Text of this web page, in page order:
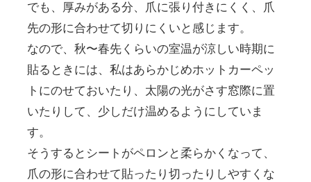
でも、厚みがある分、爪に張り付きにくく、爪
先の形に合わせて切りにくいと感じます。
なので、秋〜春先くらいの室温が涼しい時期に
貼るときには、私はあらかじめホットカーペッ
トにのせておいたり、太陽の光がさす窓際に置
いたりして、少しだけ温めるようにしていま
す。
そうするとシートがペロンと柔らかくなって、
爪の形に合わせて貼ったり切ったりしやすくな